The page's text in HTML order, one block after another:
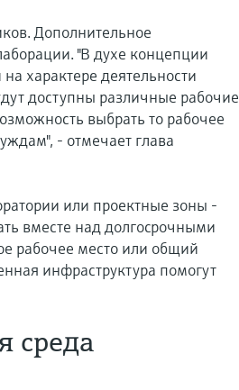
Дополнительное
"В духе концепции
характере деятельности
доступны различные рабочие
выбрать то рабочее
- отмечает глава
или проектные зоны -
вместе над долгосрочными
рабочее место или общий
инфраструктура помогут
среда